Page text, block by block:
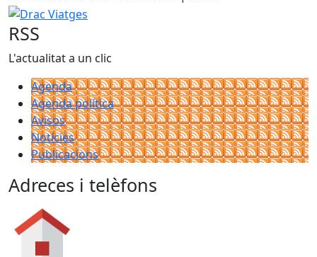
−
Drac Viatges
RSS
L'actualitat a un clic
Agenda
Agenda política
Avisos
Notícies
Publicacions
Adreces i telèfons